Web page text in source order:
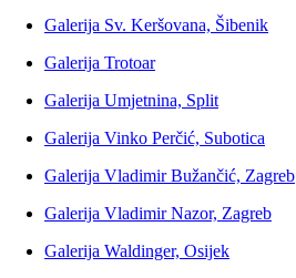
Galerija Sv. Keršovana, Šibenik
Galerija Trotoar
Galerija Umjetnina, Split
Galerija Vinko Perčić, Subotica
Galerija Vladimir Bužančić, Zagreb
Galerija Vladimir Nazor, Zagreb
Galerija Waldinger, Osijek